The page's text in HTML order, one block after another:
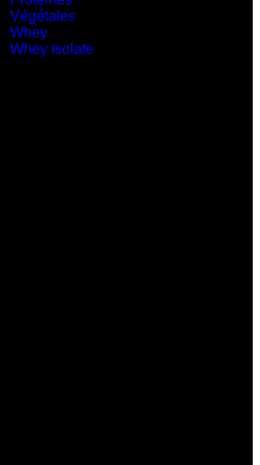
Végétales
Whey
Whey Isolate